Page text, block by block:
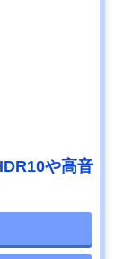
や高音